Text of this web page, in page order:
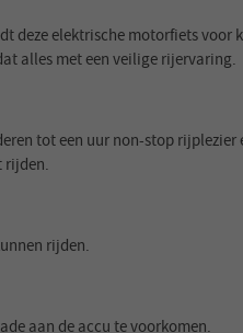
deze elektrische motorfiets voor
alles met een veilige rijervaring.
tot een uur non-stop
rijden.
rijden.
aan de accu te voorkomen.